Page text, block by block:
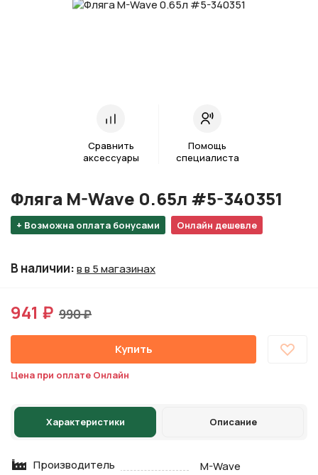
Сравнить
аксессуары
Помощь
специалиста
+ Возможна оплата бонусами Онлайн дешевле
Фляга M-Wave 0.65л #5-340351
В наличии:в в 5 магазинах
941 ₽ 990 ₽
Купить
Цена при оплате Онлайн
Характеристики Описание
Производитель M-Wave